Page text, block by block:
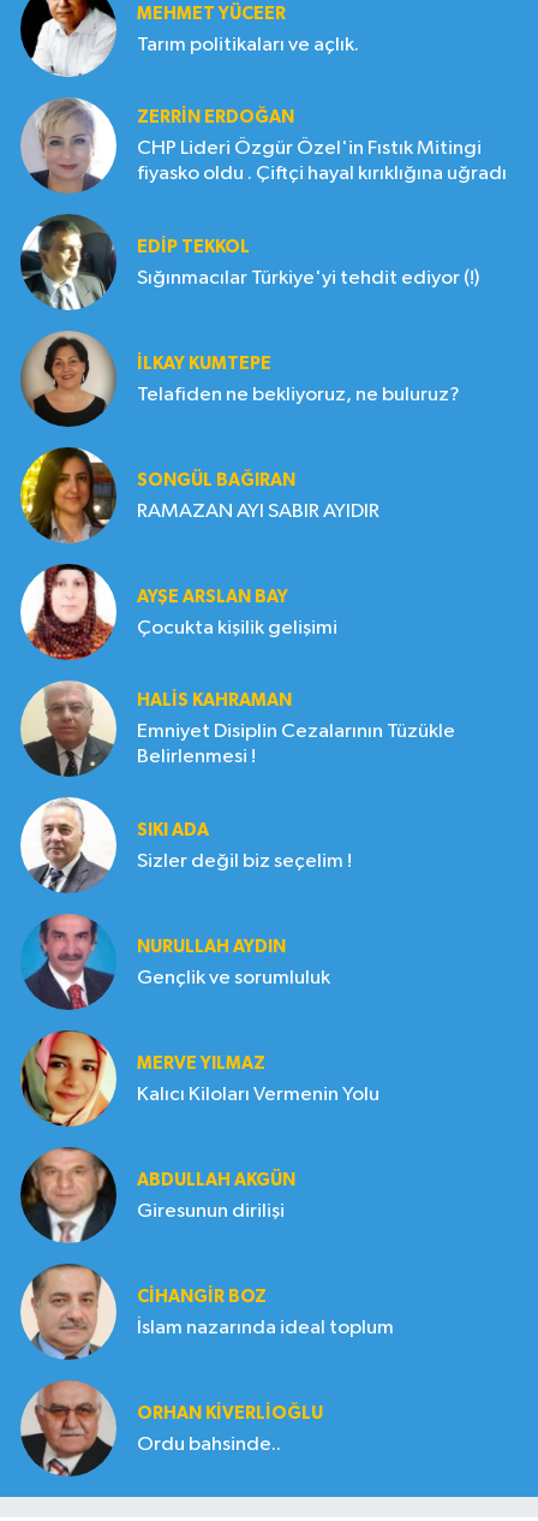
MEHMET YÜCEER
Tarım politikaları ve açlık.
ZERRIN ERDOĞAN
CHP Lideri Özgür Özel'in Fıstık Mitingi
fiyasko oldu . Çiftçi hayal kırıklığına uğradı
EDIP TEKKOL
Sığınmacılar Türkiye'yi tehdit ediyor (!)
İLKAY KUMTEPE
Telafiden ne bekliyoruz, ne buluruz?
SONGÜL BAĞIRAN
RAMAZAN AYI SABIR AYIDIR
AYŞE ARSLAN BAY
Çocukta kişilik gelişimi
HALIS KAHRAMAN
Emniyet Disiplin Cezalarının Tüzükle
Belirlenmesi !
SIKI ADA
Sizler değil biz seçelim !
NURULLAH AYDIN
Gençlik ve sorumluluk
MERVE YILMAZ
Kalıcı Kiloları Vermenin Yolu
ABDULLAH AKGÜN
Giresunun dirilişi
CIHANGIR BOZ
İslam nazarında ideal toplum
ORHAN KIVERLIOĞLU
Ordu bahsinde..